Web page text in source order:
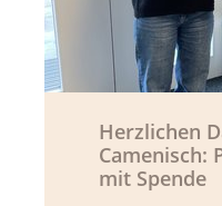
Herzlichen
Camenisch:
mit Spende